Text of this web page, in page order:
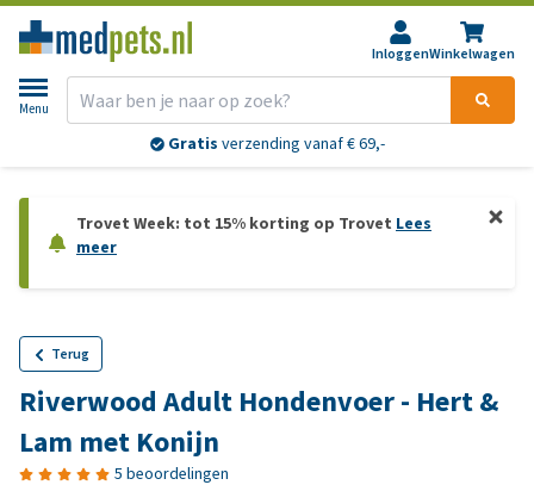
InloggenWinkelwagen
Menu
Gratis verzending vanaf € 69,-
Trovet Week: tot 15% korting op Trovet Lees
meer
Terug
Riverwood Adult Hondenvoer - Hert &
Lam met Konijn
5 beoordelingen